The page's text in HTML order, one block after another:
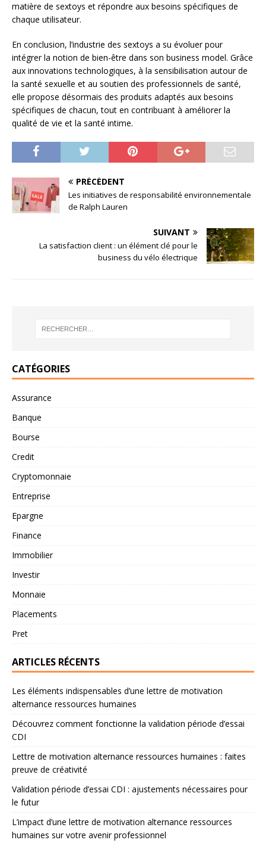
matière de sextoys et répondre aux besoins spécifiques de
chaque utilisateur.
En conclusion, l’industrie des sextoys a su évoluer pour
intégrer la notion de bien-être dans son business model. Grâce
aux innovations technologiques, à la sensibilisation autour de
la santé sexuelle et au soutien des professionnels de santé,
elle propose désormais des produits adaptés aux besoins
spécifiques de chacun, tout en contribuant à améliorer la
qualité de vie et la santé intime.
PRÉCÉDENT
Les initiatives de responsabilité environnementale
de Ralph Lauren
SUIVANT
La satisfaction client : un élément clé pour le
business du vélo électrique
CATÉGORIES
Assurance
Banque
Bourse
Credit
Cryptomonnaie
Entreprise
Epargne
Finance
Immobilier
Investir
Monnaie
Placements
Pret
ARTICLES RÉCENTS
Les éléments indispensables d’une lettre de motivation
alternance ressources humaines
Découvrez comment fonctionne la validation période d’essai
CDI
Lettre de motivation alternance ressources humaines : faites
preuve de créativité
Validation période d’essai CDI : ajustements nécessaires pour
le futur
L’impact d’une lettre de motivation alternance ressources
humaines sur votre avenir professionnel